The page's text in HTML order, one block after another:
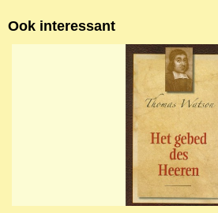
Ook interessant